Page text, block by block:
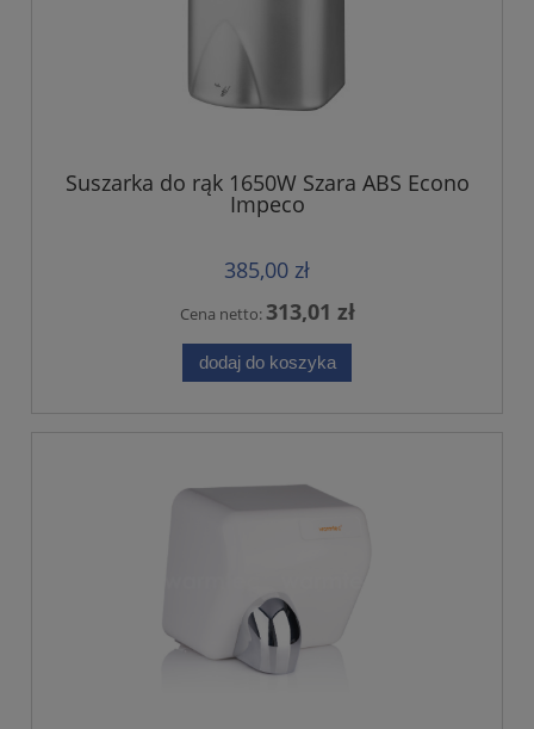
Suszarka do rąk 1650W Szara ABS Econo
Impeco
385,00 zł
Cena netto:313,01 zł
dodaj do koszyka